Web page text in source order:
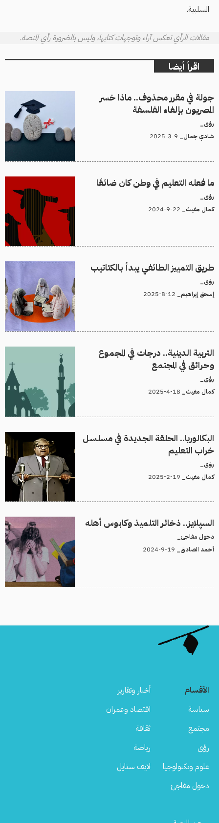
السلبية.
مقالات الرأي تعكس آراء وتوجهات كتابها، وليس بالضرورة رأي المنصة.
اقرأ أيضا
جولة في مقرر محذوف.. ماذا خسر
المصريون بإلغاء الفلسفة
رؤى_
شادي جمال_
ما فعله التعليم في وطن كان ضائعًا
رؤى_
كمال مغيث_
طريق التمييز الطائفي يبدأ بالكتاتيب
رؤى_
إسحق إبراهيم_
التربية الدينية.. درجات في المجموع
وحرائق في المجتمع
رؤى_
كمال مغيث_
البكالوريا.. الحلقة الجديدة في مسلسل
خراب التعليم
رؤى_
كمال مغيث_
السپلايز.. ذخائر التلميذ وكابوس أهله
دخول مفاجئ_
أحمد الصادق_
الأقسام
أخبار وتقارير
سياسة
اقتصاد وعمران
مجتمع
ثقافة
رؤى
رياضة
علوم وتكنولوجيا
لايف ستايل
دخول مفاجئ